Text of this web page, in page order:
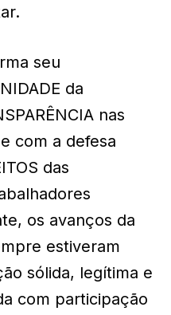
seu
da
nas
com a defesa
das
os avanços da
estiveram
sólida, legítima e
com participação